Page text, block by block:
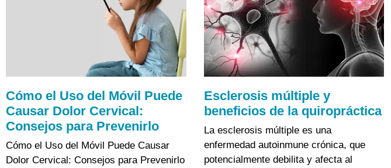
Cómo el Uso del Móvil Puede
Causar Dolor Cervical:
Consejos para Prevenirlo
Cómo el Uso del Móvil Puede Causar
Dolor Cervical: Consejos para Prevenirlo
Esclerosis múltiple y
beneficios de la quiropráctica
La esclerosis múltiple es una
enfermedad autoinmune crónica, que
potencialmente debilita y afecta al